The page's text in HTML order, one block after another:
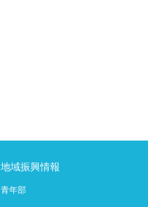
地域振興情報
青年部